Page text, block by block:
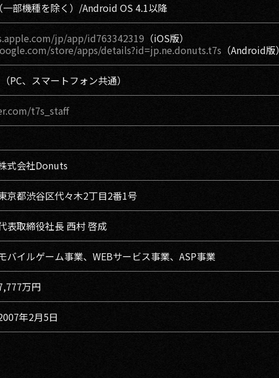
一部機種を除く）/Android OS 4.1以降
jp/app/id763342319 （iOS版）
store/apps/details?id=jp.ne.donuts.t7s （Android版）
（PC、スマートフォン共通）
t7s_staff
式会社Donuts
京都渋谷区代々木2丁目2番1号
表取締役社長 西村 啓成
バイルゲーム事業、WEBサービス事業、ASP事業
万円
年2月5日